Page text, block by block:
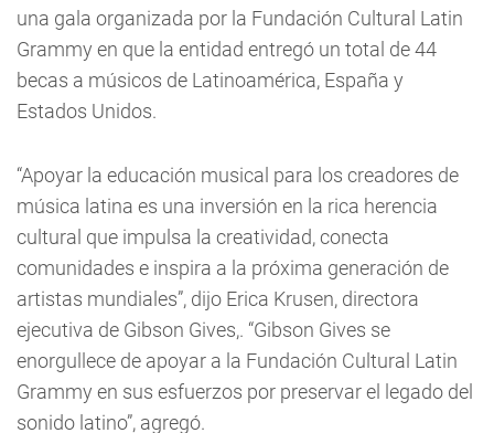
una gala organizada por la Fundación Cultural Latin
Grammy en que la entidad entregó un total de 44
becas a músicos de Latinoamérica, España y
Estados Unidos.
“Apoyar la educación musical para los creadores de
música latina es una inversión en la rica herencia
cultural que impulsa la creatividad, conecta
comunidades e inspira a la próxima generación de
artistas mundiales”, dijo Erica Krusen, directora
ejecutiva de Gibson Gives,. “Gibson Gives se
enorgullece de apoyar a la Fundación Cultural Latin
Grammy en sus esfuerzos por preservar el legado del
sonido latino”, agregó.